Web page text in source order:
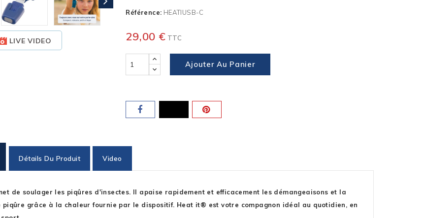
LIVE VIDEO
Référence: HEATIUSB-C
29,00 € TTC
Ajouter Au Panier
Détails Du Produit Video
de soulager les piqûres d'insectes. Il apaise rapidement et efficacement les démangeaisons et la
piqûre grâce à la chaleur fournie par le dispositif. Heat it® est votre compagnon idéal au quotidien, en